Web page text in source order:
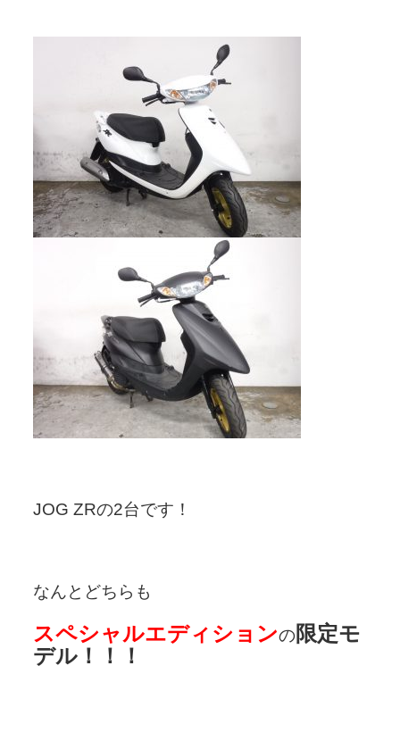
JOG ZRの2台です！
なんとどちらも
スペシャルエディションの限定モ
デル！！！